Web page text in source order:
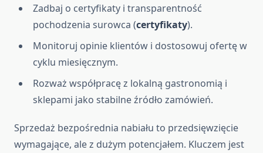
Zadbaj o certyfikaty i transparentność
pochodzenia surowca (certyfikaty).
Monitoruj opinie klientów i dostosowuj ofertę w
cyklu miesięcznym.
Rozważ współpracę z lokalną gastronomią i
sklepami jako stabilne źródło zamówień.
Sprzedaż bezpośrednia nabiału to przedsięwzięcie
wymagające, ale z dużym potencjałem. Kluczem jest